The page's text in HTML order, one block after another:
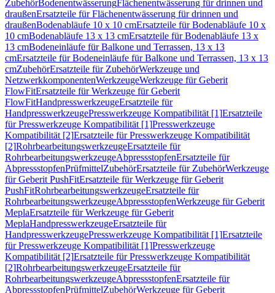
ZubehörBodenentwässerungFlächenentwässerung für drinnen und
draußenErsatzteile für Flächenentwässerung für drinnen und
draußenBodenabläufe 10 x 10 cmErsatzteile für Bodenabläufe 10 x
10 cmBodenabläufe 13 x 13 cmErsatzteile für Bodenabläufe 13 x
13 cmBodeneinläufe für Balkone und Terrassen, 13 x 13
cmErsatzteile für Bodeneinläufe für Balkone und Terrassen, 13 x 13
cmZubehörErsatzteile für ZubehörWerkzeuge und
NetzwerkkomponentenWerkzeugeWerkzeuge für Geberit
FlowFitErsatzteile für Werkzeuge für Geberit
FlowFitHandpresswerkzeugeErsatzteile für
HandpresswerkzeugePresswerkzeuge Kompatibilität [1]Ersatzteile
für Presswerkzeuge Kompatibilität [1]Presswerkzeuge
Kompatibilität [2]Ersatzteile für Presswerkzeuge Kompatibilität
[2]RohrbearbeitungswerkzeugeErsatzteile für
RohrbearbeitungswerkzeugeAbpressstopfenErsatzteile für
AbpressstopfenPrüfmittelZubehörErsatzteile für ZubehörWerkzeuge
für Geberit PushFitErsatzteile für Werkzeuge für Geberit
PushFitRohrbearbeitungswerkzeugeErsatzteile für
RohrbearbeitungswerkzeugeAbpressstopfenWerkzeuge für Geberit
MeplaErsatzteile für Werkzeuge für Geberit
MeplaHandpresswerkzeugeErsatzteile für
HandpresswerkzeugePresswerkzeuge Kompatibilität [1]Ersatzteile
für Presswerkzeuge Kompatibilität [1]Presswerkzeuge
Kompatibilität [2]Ersatzteile für Presswerkzeuge Kompatibilität
[2]RohrbearbeitungswerkzeugeErsatzteile für
RohrbearbeitungswerkzeugeAbpressstopfenErsatzteile für
AbpressstopfenPrüfmittelZubehörWerkzeuge für Geberit